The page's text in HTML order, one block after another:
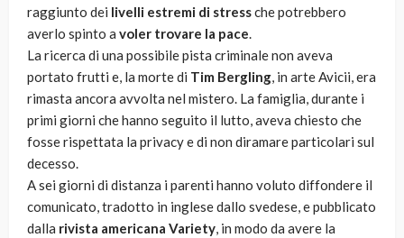
raggiunto dei livelli estremi di stressche potrebbero
averlo spinto a voler trovare la pace.
La ricerca di una possibile pista criminale non aveva
portato frutti e, la morte di Tim Bergling, in arte Avicii, era
rimasta ancora avvolta nel mistero. La famiglia, durante i
primi giorni che hanno seguito il lutto, aveva chiesto che
fosse rispettata la privacy e di non diramare particolari sul
decesso.
A sei giorni di distanza i parenti hanno voluto diffondere il
comunicato, tradotto in inglese dallo svedese, e pubblicato
dalla rivista americana Variety, in modo da avere la